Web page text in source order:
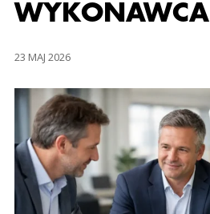
WYKONAWCA
23 MAJ 2026